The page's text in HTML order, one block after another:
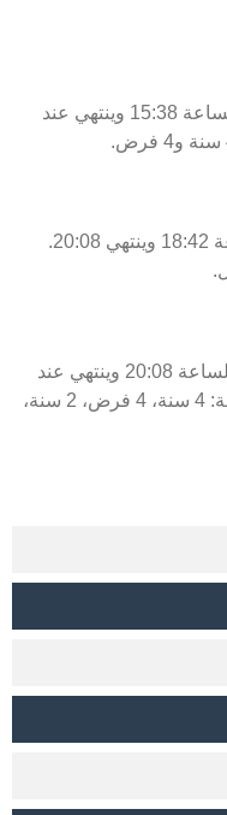
يبدأ وقت صلاة العصر اليوم بازار عند الساعة 15:38 وينتهي عند
يبدأ وقت صلاة المغرب بازار عند الساعة 18:42 وينتهي 20:08.
يبدأ وقت صلاة العشاء بازار اليوم عند الساعة 20:08 وينتهي عند
الفجر. تشمل هذه الصلاة الليلية 17 ركعة: 4 سنة، 4 فرض، 2 سنة،